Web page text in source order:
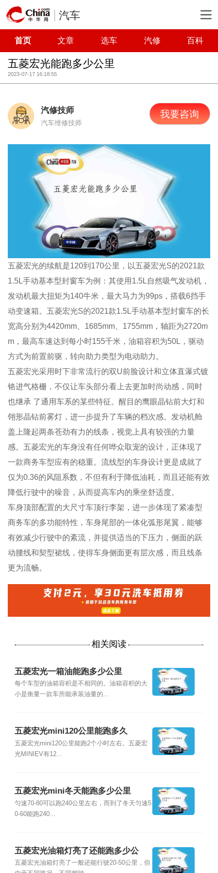
汽车
首页 文章 选车 汽修 百科
五菱宏光能跑多少公里
2023-07-17 16:18:55
汽修技师
汽车维修技师
我要咨询
五菱宏光的续航是120到170公里，以五菱宏光S的2021款
1.5L手动基本型封窗车为例：其使用1.5L自然吸气发动机，
发动机最大扭矩为140牛米，最大马力为99ps，搭载6挡手
动变速箱。五菱宏光S的2021款1.5L手动基本型封窗车的长
宽高分别为4420mm、1685mm、1755mm，轴距为2720m
m，最高车速达到每小时155千米，油箱容积为50L，驱动
方式为前置前驱，转向助力类型为电动助力。
五菱宏光采用时下非常流行的双U前脸设计和立体直瀑式镀
铬进气格栅，不仅让车头部分看上去更加时尚动感，同时
也继承 了通用车系的某些特征。醒目的鹰眼晶钻前大灯和
翎形晶钻前雾灯，进一步提升了车辆的档次感。发动机舱
盖上隆起两条苍劲有力的线条，视觉上具有较强的力量
感。五菱宏光的车身没有任何哗众取宠的设计，正体现了
一款商务车型应有的稳重。流线型的车身设计更是成就了
仅为0.36的风阻系数，不但有利于降低油耗，而且还能有效
降低行驶中的噪音，从而提高车内的乘坐舒适度。
车身顶部配置的大尺寸车顶行李架，进一步体现了紧凑型
商务车的多功能特性，车身尾部的一体化弧形尾翼，能够
有效减少行驶中的紊流，并提供适当的下压力，侧面的跃
动腰线和契型裙线，使得车身侧面更有层次感，而且线条
更为流畅。
相关阅读
五菱宏光一箱油能跑多少公里
每个车型的油箱容积是不相同的。油箱容积的大
小是衡量一款车所能承装油量的...
五菱宏光mini120公里能跑多久
五菱宏光mini120公里能跑2个小时左右。五菱宏
光MINIEV有12...
五菱宏光mini冬天能跑多少公里
匀速70-80可以跑240公里左右，而到了冬天匀速5
0-60能跑240...
五菱宏光油箱灯亮了还能跑多少公
里？
五菱宏光油箱灯亮了一般还能行驶20-50公里，但